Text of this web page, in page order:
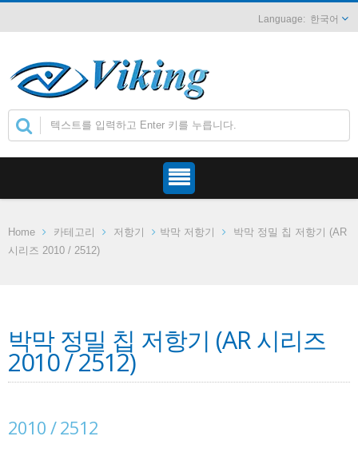
한국어
Home 카테고리 저항기 박막 저항기
박막 정밀 칩 저항기 (AR
시리즈 2010 / 2512)
박막 정밀 칩 저항기 (AR 시리즈
2010 / 2512)
2010 / 2512